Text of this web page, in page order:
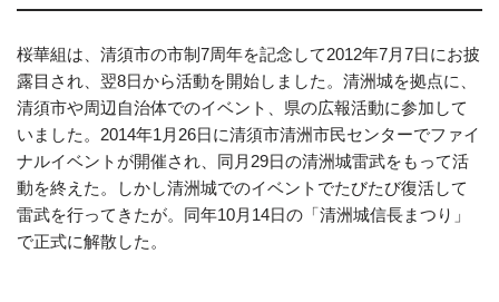
桜華組は、清須市の市制7周年を記念して2012年7月7日にお披
露目され、翌8日から活動を開始しました。清洲城を拠点に、
清須市や周辺自治体でのイベント、県の広報活動に参加して
いました。2014年1月26日に清須市清洲市民センターでファイ
ナルイベントが開催され、同月29日の清洲城雷武をもって活
動を終えた。しかし清洲城でのイベントでたびたび復活して
雷武を行ってきたが。同年10月14日の「清洲城信長まつり」
で正式に解散した。